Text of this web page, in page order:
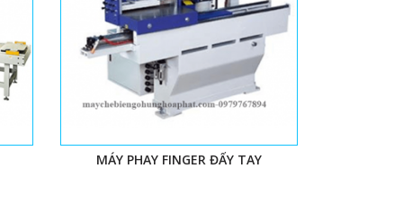
MÁY PHAY FINGER ĐẨY TAY